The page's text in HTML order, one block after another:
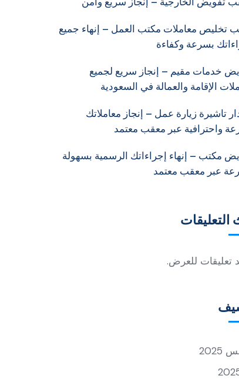
تخليص معاملات مكتب العمل – إنهاء جميع
بسرعة وكفاءة
خدمات مقيم – إنجاز سريع لجميع
الإقامة والعمالة في السعودية
تاشيرة زيارة عمل – إنجاز معاملاتك
واحترافية عبر معقب معتمد
مكتب – إنهاء إجراءاتك الرسمية بسهولة
عبر معقب معتمد
تعليقات للعرض.